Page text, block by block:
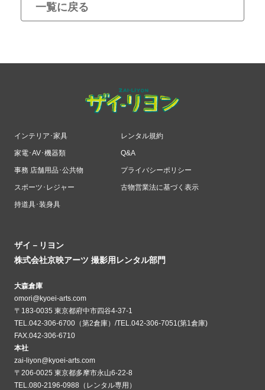
一覧に戻る
インテリア･家具
家電･AV･機器類
事務 店舗用品･公共物
スポーツ･レジャー
持道具･装身具
レンタル規約
Q&A
プライバシーポリシー
古物営業法に基づく表示
ザイ－リヨン
株式会社京映アーツ 撮影用レンタル部門
大森倉庫
omori@kyoei-arts.com
〒183-0035 東京都府中市四谷4-37-1
TEL.042-306-6700（第2倉庫）/TEL.042-306-7051(第1倉庫)
FAX.042-306-6710
本社
zai-liyon@kyoei-arts.com
〒206-0025 東京都多摩市永山6-22-8
TEL.080-2196-0988（レンタル専用）